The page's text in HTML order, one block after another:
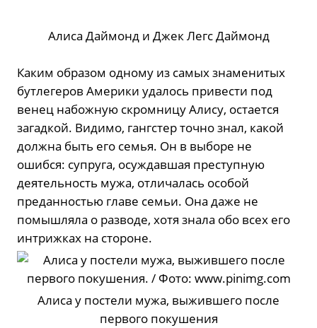
Алиса Даймонд и Джек Легс Даймонд
Каким образом одному из самых знаменитых
бутлегеров Америки удалось привести под
венец набожную скромницу Алису, остается
загадкой. Видимо, гангстер точно знал, какой
должна быть его семья. Он в выборе не
ошибся: супруга, осуждавшая преступную
деятельность мужа, отличалась особой
преданностью главе семьи. Она даже не
помышляла о разводе, хотя знала обо всех его
интрижках на стороне.
Алиса у постели мужа, выжившего после
первого покушения